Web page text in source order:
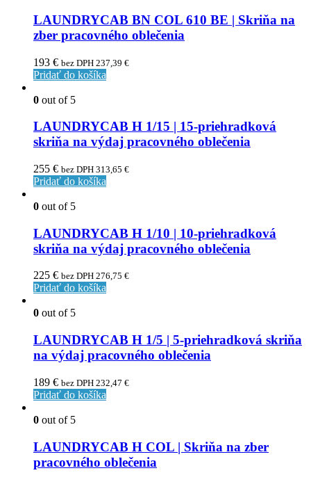
LAUNDRYCAB BN COL 610 BE | Skriňa na
zber pracovného oblečenia
193 € bez DPH 237,39 €
Pridať do košíka
0 out of 5
LAUNDRYCAB H 1/15 | 15-priehradková
skriňa na výdaj pracovného oblečenia
255 € bez DPH 313,65 €
Pridať do košíka
0 out of 5
LAUNDRYCAB H 1/10 | 10-priehradková
skriňa na výdaj pracovného oblečenia
225 € bez DPH 276,75 €
Pridať do košíka
0 out of 5
LAUNDRYCAB H 1/5 | 5-priehradková skriňa
na výdaj pracovného oblečenia
189 € bez DPH 232,47 €
Pridať do košíka
0 out of 5
LAUNDRYCAB H COL | Skriňa na zber
pracovného oblečenia